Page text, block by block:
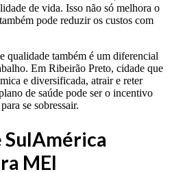
de vida. Isso não só melhora o
pode reduzir os custos com
qualidade também é um diferencial
Em Ribeirão Preto, cidade que
e diversificada, atrair e reter
de saúde pode ser o incentivo
se sobressair.
SulAmérica
MEI